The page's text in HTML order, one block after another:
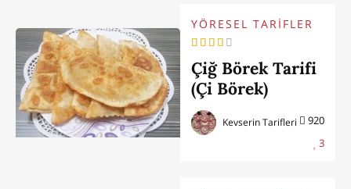
YÖRESEL TARİFLER
Çiğ Börek Tarifi
(Çi Börek)
920
3
Kevserin Tarifleri